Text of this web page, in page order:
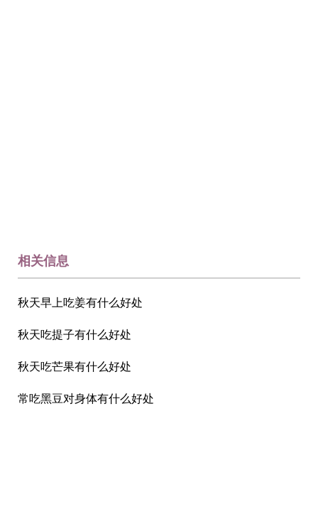
相关信息
秋天早上吃姜有什么好处
秋天吃提子有什么好处
秋天吃芒果有什么好处
常吃黑豆对身体有什么好处